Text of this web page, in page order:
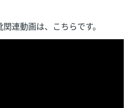
連動画は、こちらです。